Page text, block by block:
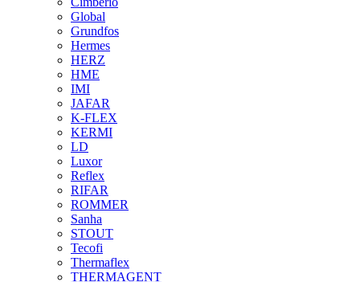
Global
Grundfos
Hermes
HERZ
HME
IMI
JAFAR
K-FLEX
KERMI
LD
Luxor
Reflex
RIFAR
ROMMER
Sanha
STOUT
Tecofi
Thermaflex
THERMAGENT